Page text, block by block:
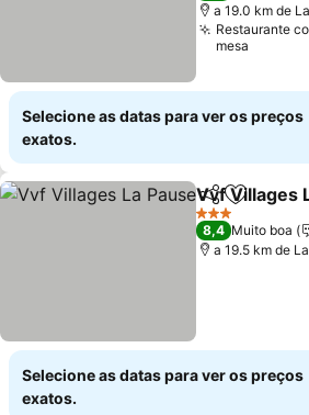
a 19.0 km de
Restaurante
mesa
Selecione as datas para ver os preços
exatos.
Partilhar
Vvf Villages
3 Estrelas
8,4 Muito boa
a 19.5 km de
Selecione as datas para ver os preços
exatos.